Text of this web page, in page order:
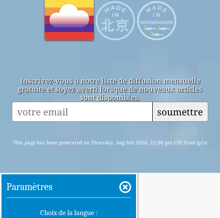
Inscrivez-vous à notre liste de diffusion mensuelle
gratuite et soyez averti lorsque de nouveaux articles
sont disponibles.
soumettre
This page has been generated on Thursday, Aug 6th 2026, 12:00 pm CST from jp2n
Paramètres
Choix de la langue :